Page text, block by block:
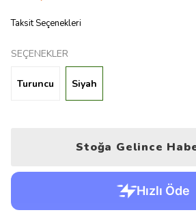
Taksit Seçenekleri
SEÇENEKLER
Turuncu Siyah
Stoğa Gelince